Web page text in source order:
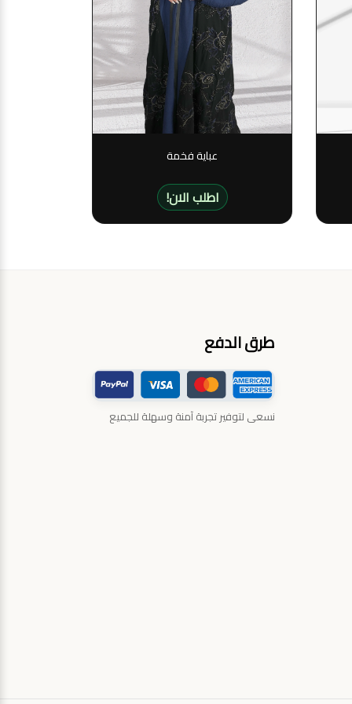
عباية فخمة
!اطلب الان
طرق الدفع
نسعى لتوفير تجربة آمنة وسهلة للجميع